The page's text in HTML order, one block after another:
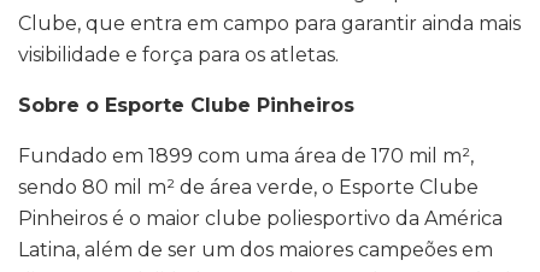
Clube, que entra em campo para garantir ainda mais
visibilidade e força para os atletas.
Sobre o Esporte Clube Pinheiros
Fundado em 1899 com uma área de 170 mil m²,
sendo 80 mil m² de área verde, o Esporte Clube
Pinheiros é o maior clube poliesportivo da América
Latina, além de ser um dos maiores campeões em